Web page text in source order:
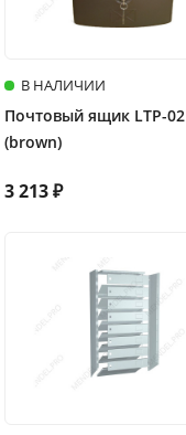
В НАЛИЧИИ
Почтовый ящик LTP-02
(brown)
3 213 ₽